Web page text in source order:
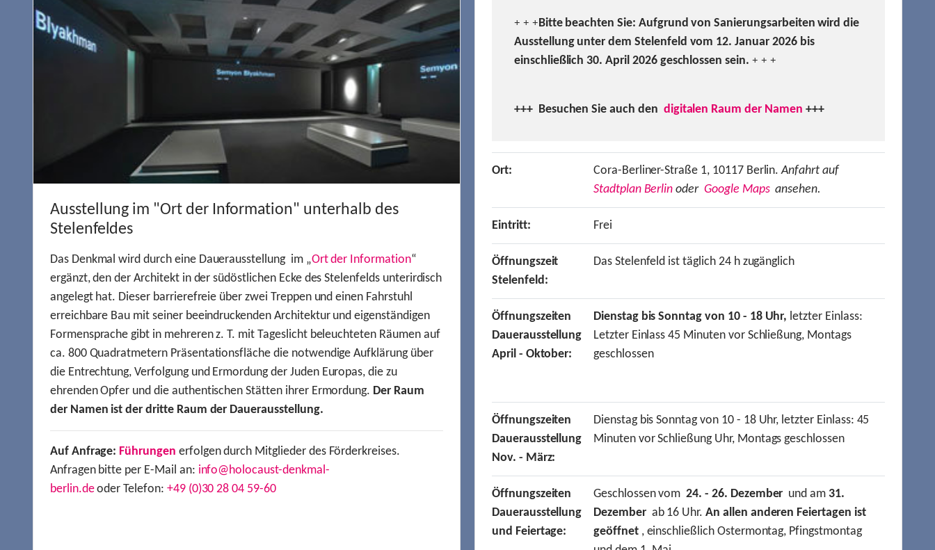
Ausstellung im "Ort der Information" unterhalb des
Stelenfeldes
Das Denkmal wird durch eine Dauerausstellung im „Ort der Information“
ergänzt, den der Architekt in der südöstlichen Ecke des Stelenfelds unterirdisch
angelegt hat. Dieser barrierefreie über zwei Treppen und einen Fahrstuhl
erreichbare Bau mit seiner beeindruckenden Architektur und eigenständigen
Formensprache gibt in mehreren z. T. mit Tageslicht beleuchteten Räumen auf
ca. 800 Quadratmetern Präsentationsfläche die notwendige Aufklärung über
die Entrechtung, Verfolgung und Ermordung der Juden Europas, die zu
ehrenden Opfer und die authentischen Stätten ihrer Ermordung. Der Raum
der Namen ist der dritte Raum der Dauerausstellung.
Auf Anfrage: Führungen erfolgen durch Mitglieder des Förderkreises.
Anfragen bitte per E-Mail an: info@holocaust-denkmal-
berlin.deoder Telefon: +49 (0)30 28 04 59-60
+ + +Bitte beachten Sie: Aufgrund von Sanierungsarbeiten wird die
Ausstellung unter dem Stelenfeld vom 12. Januar 2026 bis
einschließlich 30. April 2026 geschlossen sein. + + +
+++ Besuchen Sie auch den digitalen Raum der Namen +++
Ort: Cora-Berliner-Straße 1, 10117 Berlin.Anfahrt auf
Stadtplan Berlin oder Google Mapsansehen.
Eintritt: Frei
Öffnungszeit
Stelenfeld:
Das Stelenfeld ist täglich 24 h zugänglich
Öffnungszeiten
Dauerausstellung
April - Oktober:
Dienstag bis Sonntag von 10 - 18 Uhr, letzter Einlass:
Letzter Einlass 45 Minuten vor Schließung, Montags
geschlossen
Öffnungszeiten
Dauerausstellung
Nov. - März:
Dienstag bis Sonntag von 10 - 18 Uhr, letzter Einlass: 45
Minuten vor Schließung Uhr, Montags geschlossen
Öffnungszeiten
Dauerausstellung
und Feiertage:
Geschlossen vom24. - 26. Dezember und am31.
Dezemberab 16 Uhr.An allen anderen Feiertagen ist
geöffnet, einschließlich Ostermontag, Pfingstmontag